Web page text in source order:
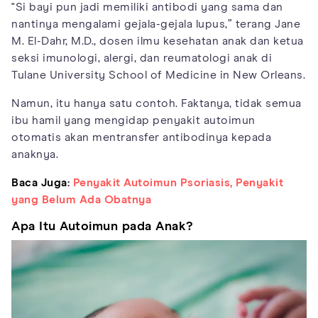
"Si bayi pun jadi memiliki antibodi yang sama dan
nantinya mengalami gejala-gejala lupus,” terang Jane
M. El-Dahr, M.D., dosen ilmu kesehatan anak dan ketua
seksi imunologi, alergi, dan reumatologi anak di
Tulane University School of Medicine in New Orleans.
Namun, itu hanya satu contoh. Faktanya, tidak semua
ibu hamil yang mengidap penyakit autoimun
otomatis akan mentransfer antibodinya kepada
anaknya.
Baca Juga: Penyakit Autoimun Psoriasis, Penyakit
yang Belum Ada Obatnya
Apa Itu Autoimun pada Anak?